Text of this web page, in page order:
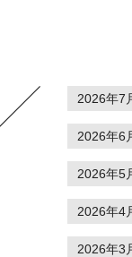
2026年7
2026年6
2026年5
2026年4
2026年3